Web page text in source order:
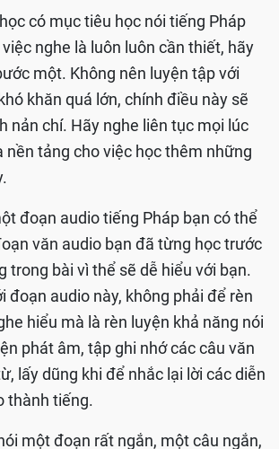
có mục tiêu học nói tiếng Pháp
nghe là luôn luôn cần thiết, hãy
một. Không nên luyện tập với
khăn quá lớn, chính điều này sẽ
nản chí. Hãy nghe liên tục mọi lúc
nền tảng cho việc học thêm những
đoạn audio tiếng Pháp bạn có thể
văn audio bạn đã từng học trước
trong bài vì thể sẽ dễ hiểu với bạn.
đoạn audio này, không phải để rèn
hiểu mà là rèn luyện khả năng nói
phát âm, tập ghi nhớ các câu văn
lấy dũng khi để nhắc lại lời các diễn
thành tiếng.
một đoạn rất ngắn, một câu ngắn,